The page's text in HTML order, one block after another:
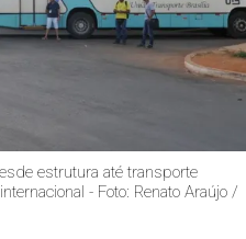
estrutura até transporte
- Foto: Renato Araújo /